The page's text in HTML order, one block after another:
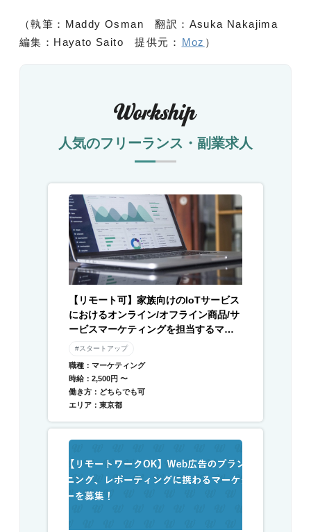
（執筆：Maddy Osman 翻訳：Asuka Nakajima
編集：Hayato Saito 提供元： Moz ）
人気のフリーランス・副業求人
【リモート可】家族向けのIoTサービス
におけるオンライン/オフライン商品/サ
ービスマーケティングを担当するマー
ケターを募集
#スタートアップ
職種：マーケティング
時給：2,500円 〜
働き方：どちらでも可
エリア：東京都